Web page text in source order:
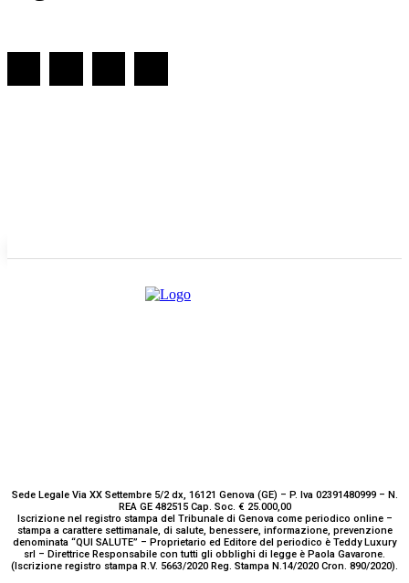
Sede Legale Via XX Settembre 5/2 dx, 16121 Genova (GE) – P. Iva 02391480999 – N.
REA GE 482515 Cap. Soc. € 25.000,00
Iscrizione nel registro stampa del Tribunale di Genova come periodico online –
stampa a carattere settimanale, di salute, benessere, informazione, prevenzione
denominata “QUI SALUTE” – Proprietario ed Editore del periodico è Teddy Luxury
srl – Direttrice Responsabile con tutti gli obblighi di legge è Paola Gavarone.
(Iscrizione registro stampa R.V. 5663/2020 Reg. Stampa N.14/2020 Cron. 890/2020).